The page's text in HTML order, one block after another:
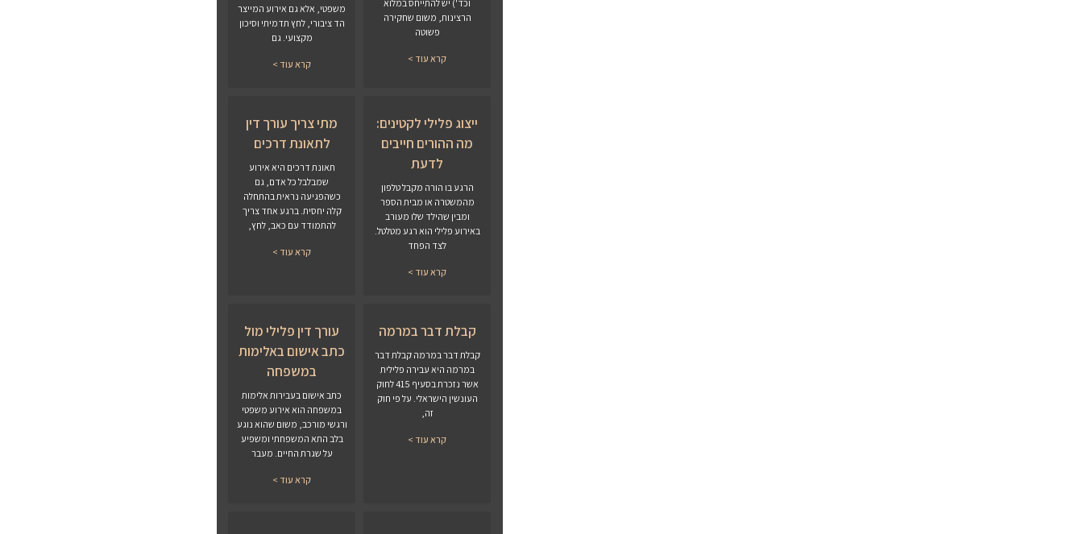
וכד') יש להתייחס במלוא
הרצינות, משום שחקירה
פשוטה
קרא עוד >
משפטי, אלא גם אירוע המייצר
הד ציבורי, לחץ תדמיתי וסיכון
מקצועי. גם
קרא עוד >
ייצוג פלילי לקטינים:
מה ההורים חייבים
לדעת
הרגע בו הורה מקבל טלפון
מהמשטרה או מבית הספר
ומבין שהילד שלו מעורב
באירוע פלילי הוא רגע מטלטל.
לצד הפחד
קרא עוד >
מתי צריך עורך דין
לתאונת דרכים
תאונת דרכים היא אירוע
שמבלבל כל אדם, גם
כשהפגיעה נראית בהתחלה
קלה יחסית. ברגע אחד צריך
להתמודד עם כאב, לחץ,
קרא עוד >
קבלת דבר במרמה
קבלת דבר במרמה קבלת דבר
במרמה היא עבירה פלילית
אשר נזכרת בסעיף 415 לחוק
העונשין הישראלי. על פי חוק
זה,
קרא עוד >
עורך דין פלילי מול
כתב אישום באלימות
במשפחה
כתב אישום בעבירות אלימות
במשפחה הוא אירוע משפטי
ורגשי מורכב, משום שהוא נוגע
בלב התא המשפחתי ומשפיע
על שגרת החיים. מעבר
קרא עוד >